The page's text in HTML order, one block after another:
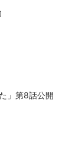
」第8話公開